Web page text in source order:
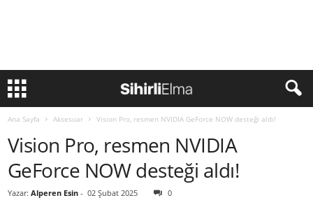
Ana Sayfa Aksesuar Vision Pro, resmen NVIDIA GeForce NOW desteği aldı!
Vision Pro, resmen NVIDIA
GeForce NOW desteği aldı!
Yazar: Alperen Esin - 02 Şubat 2025 0